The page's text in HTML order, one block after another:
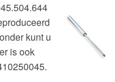
kunt u
is ook